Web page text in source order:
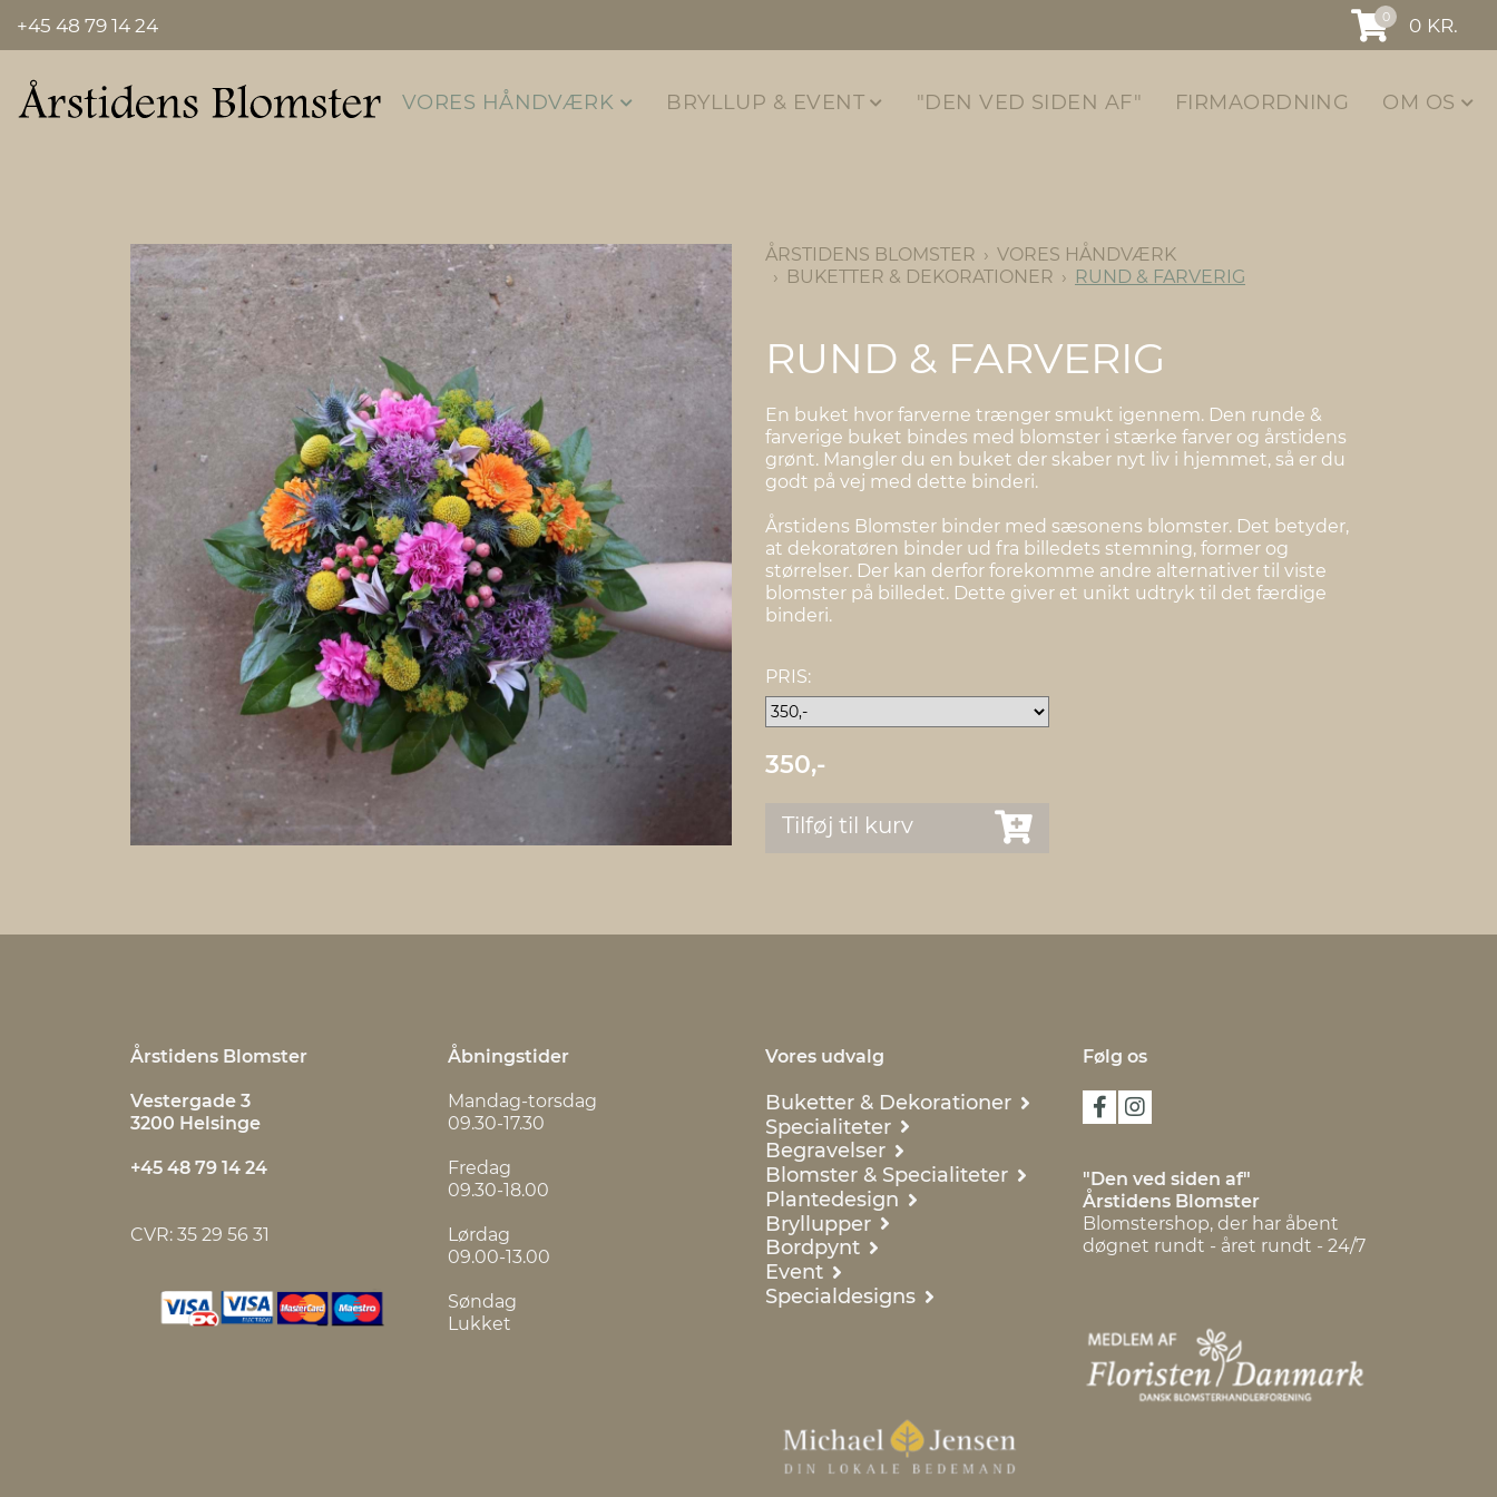
+45 48 79 14 24 0 0 KR.
VORES HÅNDVÆRK BRYLLUP & EVENT "DEN VED SIDEN AF" FIRMAORDNING OM OS
ÅRSTIDENS BLOMSTER
VORES HÅNDVÆRK
BUKETTER & DEKORATIONER
RUND & FARVERIG
RUND & FARVERIG
En buket hvor farverne trænger smukt igennem. Den runde &
farverige buket bindes med blomster i stærke farver og årstidens
grønt. Mangler du en buket der skaber nyt liv i hjemmet, så er du
godt på vej med dette binderi.
Årstidens Blomster binder med sæsonens blomster. Det betyder,
at dekoratøren binder ud fra billedets stemning, former og
størrelser. Der kan derfor forekomme andre alternativer til viste
blomster på billedet. Dette giver et unikt udtryk til det færdige
binderi.
PRIS:
350,-
Tilføj til kurv
Årstidens Blomster
Vestergade 3
3200 Helsinge
+45 48 79 14 24
CVR: 35 29 56 31
Åbningstider
Mandag-torsdag
09.30-17.30
Fredag
09.30-18.00
Lørdag
09.00-13.00
Søndag
Lukket
Vores udvalg
Buketter & Dekorationer
Specialiteter
Begravelser
Blomster & Specialiteter
Plantedesign
Bryllupper
Bordpynt
Event
Specialdesigns
Følg os
"Den ved siden af"
Årstidens Blomster
Blomstershop, der har åbent
døgnet rundt - året rundt - 24/7